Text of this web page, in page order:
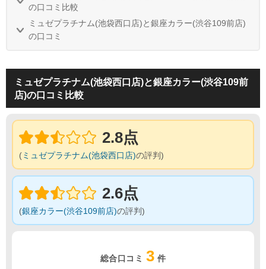
の口コミ比較
ミュゼプラチナム(池袋西口店)と銀座カラー(渋谷109前店)
の口コミ
ミュゼプラチナム(池袋西口店)と銀座カラー(渋谷109前
店)の口コミ比較
2.8点
(ミュゼプラチナム(池袋西口店)の評判)
2.6点
(銀座カラー(渋谷109前店)の評判)
総合口コミ 3 件